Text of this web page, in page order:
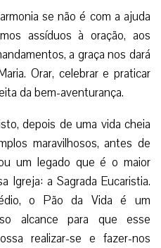
se não é com a ajuda
assíduos à oração, aos
a graça nos dará
Orar, celebrar e praticar
da bem-aventurança.
depois de uma vida cheia
maravilhosos, antes de
um legado que é o maior
Igreja: a Sagrada Eucaristia.
o Pão da Vida é um
alcance para que esse
realizar-se e fazer-nos